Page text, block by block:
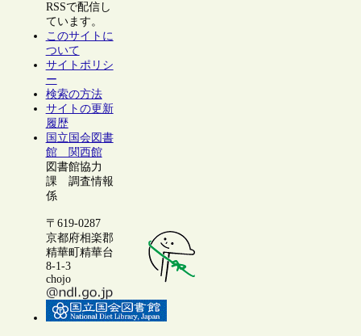
RSSで配信し
ています。
このサイトに
ついて
サイトポリシ
ー
検索の方法
サイトの更新
履歴
国立国会図書
館 関西館
図書館協力
課 調査情報
係
〒619-0287
京都府相楽郡
精華町精華台
8-1-3
chojo